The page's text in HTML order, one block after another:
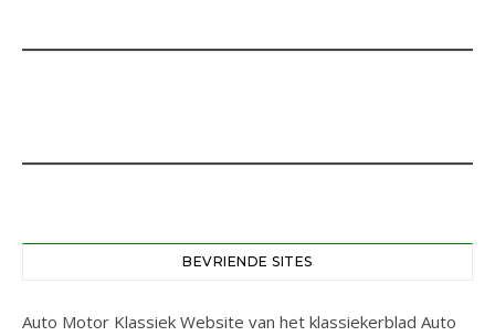
BEVRIENDE SITES
Auto Motor Klassiek Website van het klassiekerblad Auto